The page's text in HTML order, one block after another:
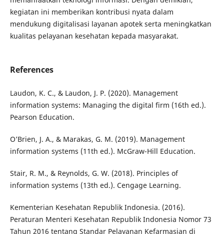
kegiatan ini memberikan kontribusi nyata dalam
mendukung digitalisasi layanan apotek serta meningkatkan
kualitas pelayanan kesehatan kepada masyarakat.
References
Laudon, K. C., & Laudon, J. P. (2020). Management
information systems: Managing the digital firm (16th ed.).
Pearson Education.
O’Brien, J. A., & Marakas, G. M. (2019). Management
information systems (11th ed.). McGraw-Hill Education.
Stair, R. M., & Reynolds, G. W. (2018). Principles of
information systems (13th ed.). Cengage Learning.
Kementerian Kesehatan Republik Indonesia. (2016).
Peraturan Menteri Kesehatan Republik Indonesia Nomor 73
Tahun 2016 tentang Standar Pelayanan Kefarmasian di